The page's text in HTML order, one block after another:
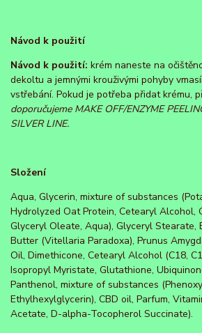
Návod k použití
Návod k použití: krém naneste na
dekoltu a jemnými krouživými pohyby
vstřebání. Pokud je potřeba přidat krému,
doporučujeme MAKE OFF/ENZYME
SILVER LINE.
Složení
Aqua, Glycerin, mixture of substances
Hydrolyzed Oat Protein, Cetearyl Alcohol,
Glyceryl Oleate, Aqua), Glyceryl Stearate,
Butter (Vitellaria Paradoxa), Prunus
Oil, Dimethicone, Cetearyl Alcohol (C18,
Isopropyl Myristate, Glutathione,
Panthenol, mixture of substances
Ethylhexylglycerin), CBD oil, Parfum,
Acetate, D-alpha-Tocopherol Succinate).